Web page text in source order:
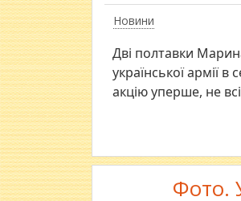
Новини
Дві полтавки
української армії
акцію уперше, не
Фото.